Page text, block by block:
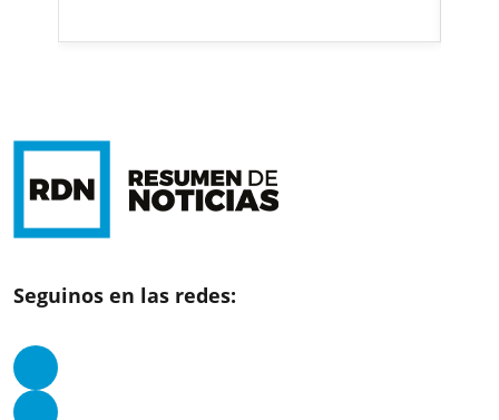
Seguinos en las redes: